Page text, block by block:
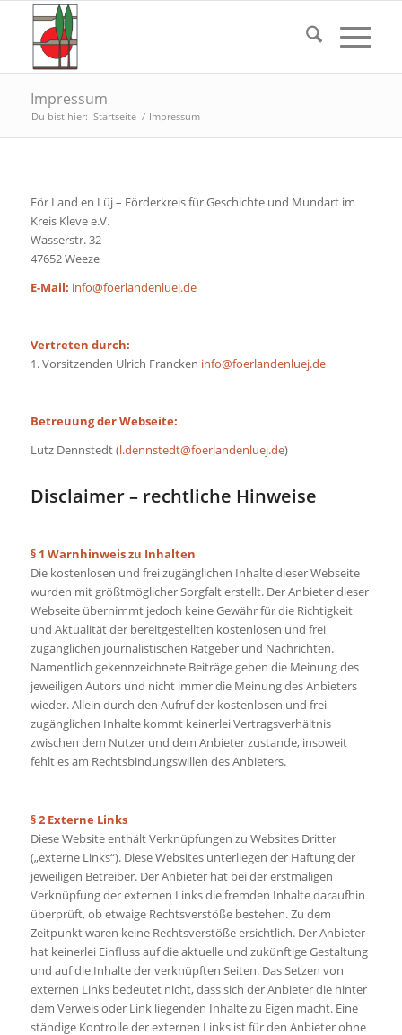
Impressum
Du bist hier: Startseite / Impressum
För Land en Lüj – Förderkreis für Geschichte und Mundart im
Kreis Kleve e.V.
Wasserstr. 32
47652 Weeze
E-Mail: info@foerlandenluej.de
Vertreten durch:
1. Vorsitzenden Ulrich Francken info@foerlandenluej.de
Betreuung der Webseite:
Lutz Dennstedt (l.dennstedt@foerlandenluej.de)
Disclaimer – rechtliche Hinweise
§ 1 Warnhinweis zu Inhalten
Die kostenlosen und frei zugänglichen Inhalte dieser Webseite
wurden mit größtmöglicher Sorgfalt erstellt. Der Anbieter dieser
Webseite übernimmt jedoch keine Gewähr für die Richtigkeit
und Aktualität der bereitgestellten kostenlosen und frei
zugänglichen journalistischen Ratgeber und Nachrichten.
Namentlich gekennzeichnete Beiträge geben die Meinung des
jeweiligen Autors und nicht immer die Meinung des Anbieters
wieder. Allein durch den Aufruf der kostenlosen und frei
zugänglichen Inhalte kommt keinerlei Vertragsverhältnis
zwischen dem Nutzer und dem Anbieter zustande, insoweit
fehlt es am Rechtsbindungswillen des Anbieters.
§ 2 Externe Links
Diese Website enthält Verknüpfungen zu Websites Dritter
(„externe Links“). Diese Websites unterliegen der Haftung der
jeweiligen Betreiber. Der Anbieter hat bei der erstmaligen
Verknüpfung der externen Links die fremden Inhalte daraufhin
überprüft, ob etwaige Rechtsverstöße bestehen. Zu dem
Zeitpunkt waren keine Rechtsverstöße ersichtlich. Der Anbieter
hat keinerlei Einfluss auf die aktuelle und zukünftige Gestaltung
und auf die Inhalte der verknüpften Seiten. Das Setzen von
externen Links bedeutet nicht, dass sich der Anbieter die hinter
dem Verweis oder Link liegenden Inhalte zu Eigen macht. Eine
ständige Kontrolle der externen Links ist für den Anbieter ohne